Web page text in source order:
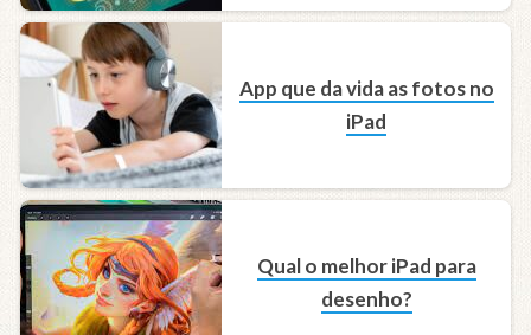
App que da vida as fotos no
iPad
Qual o melhor iPad para
desenho?